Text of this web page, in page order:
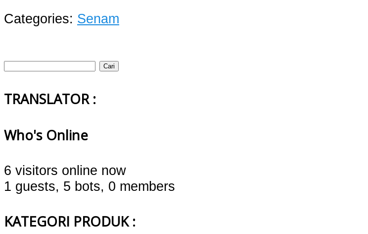
Categories: Senam
Cari
TRANSLATOR :
Who's Online
6 visitors online now
1 guests, 5 bots, 0 members
KATEGORI PRODUK :